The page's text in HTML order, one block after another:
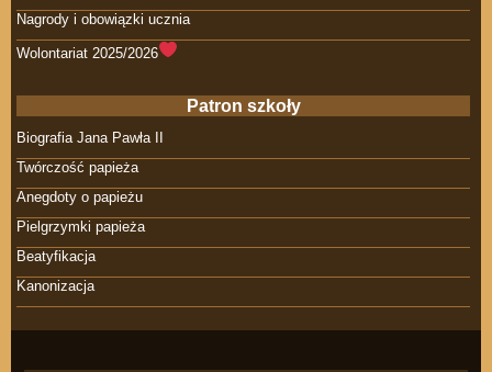
Nagrody i obowiązki ucznia
Wolontariat 2025/2026
Patron szkoły
Biografia Jana Pawła II
Twórczość papieża
Anegdoty o papieżu
Pielgrzymki papieża
Beatyfikacja
Kanonizacja